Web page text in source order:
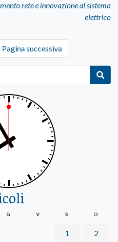
rete e innovazione al sistema
elettrico
Pagina successiva
G V S D
1 2